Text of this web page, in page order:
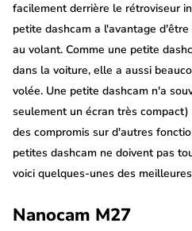
facilement derrière le rétroviseur
petite dashcam a l'avantage
au volant. Comme une petite
dans la voiture, elle a aussi
volée. Une petite dashcam n'a
seulement un écran très
des compromis sur d'autres
petites dashcam ne doivent pas
voici quelques-unes des
Nanocam M27